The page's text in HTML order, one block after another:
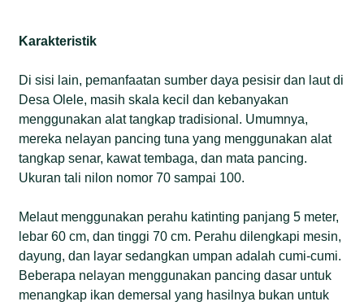
Karakteristik
Di sisi lain, pemanfaatan sumber daya pesisir dan laut di
Desa Olele, masih skala kecil dan kebanyakan
menggunakan alat tangkap tradisional. Umumnya,
mereka nelayan pancing tuna yang menggunakan alat
tangkap senar, kawat tembaga, dan mata pancing.
Ukuran tali nilon nomor 70 sampai 100.
Melaut menggunakan perahu katinting panjang 5 meter,
lebar 60 cm, dan tinggi 70 cm. Perahu dilengkapi mesin,
dayung, dan layar sedangkan umpan adalah cumi-cumi.
Beberapa nelayan menggunakan pancing dasar untuk
menangkap ikan demersal yang hasilnya bukan untuk